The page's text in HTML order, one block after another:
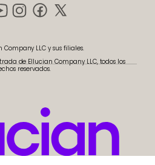
LLC y sus filiales.
de Ellucian Company LLC, todos los
reservados.